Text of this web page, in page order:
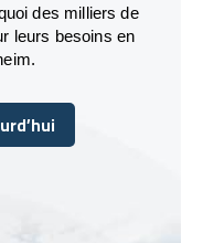
des milliers de
leurs besoins en